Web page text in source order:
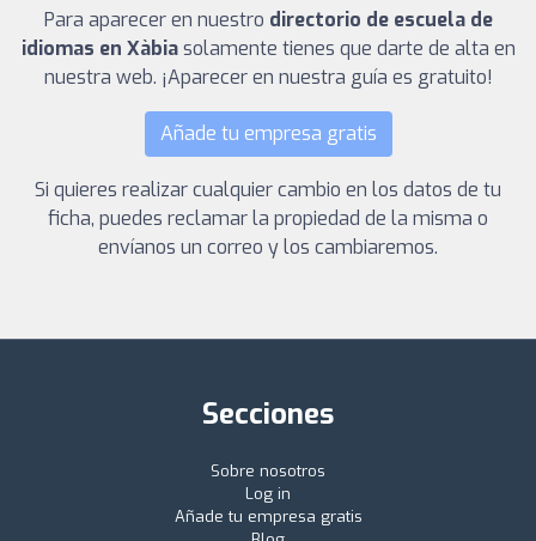
Para aparecer en nuestro directorio de escuela de
idiomas en Xàbiasolamente tienes que darte de alta en
nuestra web. ¡Aparecer en nuestra guía es gratuito!
Añade tu empresa gratis
Si quieres realizar cualquier cambio en los datos de tu
ficha, puedes reclamar la propiedad de la misma o
envíanos un correo y los cambiaremos.
Secciones
Sobre nosotros
Log in
Añade tu empresa gratis